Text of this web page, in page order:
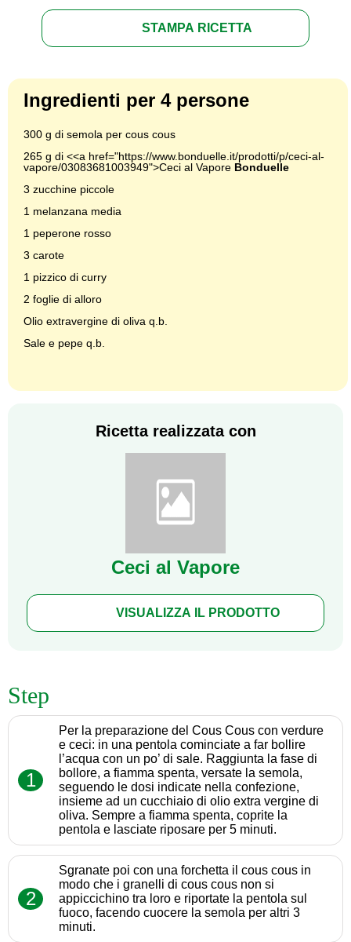
STAMPA RICETTA
Ingredienti per 4 persone
300 g di semola per cous cous
265 g di <<a href="https://www.bonduelle.it/prodotti/p/ceci-al-
vapore/03083681003949">Ceci al Vapore Bonduelle
3 zucchine piccole
1 melanzana media
1 peperone rosso
3 carote
1 pizzico di curry
2 foglie di alloro
Olio extravergine di oliva q.b.
Sale e pepe q.b.
Ricetta realizzata con
Ceci al Vapore
VISUALIZZA IL PRODOTTO
Step
1
Per la preparazione del Cous Cous con verdure
e ceci: in una pentola cominciate a far bollire
l’acqua con un po’ di sale. Raggiunta la fase di
bollore, a fiamma spenta, versate la semola,
seguendo le dosi indicate nella confezione,
insieme ad un cucchiaio di olio extra vergine di
oliva. Sempre a fiamma spenta, coprite la
pentola e lasciate riposare per 5 minuti.
2
Sgranate poi con una forchetta il cous cous in
modo che i granelli di cous cous non si
appiccichino tra loro e riportate la pentola sul
fuoco, facendo cuocere la semola per altri 3
minuti.